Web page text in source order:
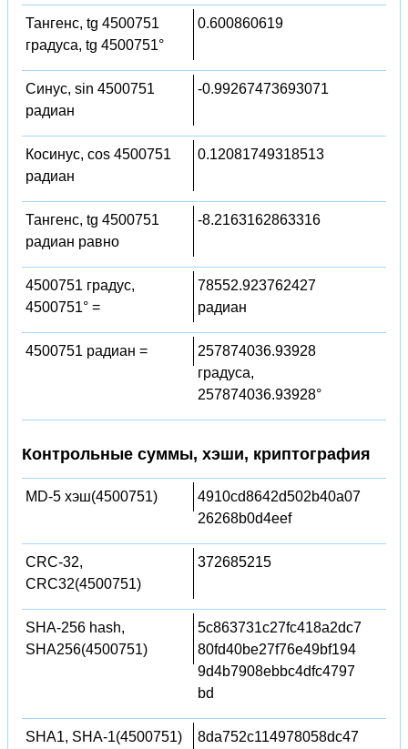
Тангенс, tg 4500751
градуса, tg 4500751°
0.600860619
Синус, sin 4500751
радиан
-0.99267473693071
Косинус, cos 4500751
радиан
0.12081749318513
Тангенс, tg 4500751
радиан равно
-8.2163162863316
4500751 градус,
4500751° =
78552.923762427
радиан
4500751 радиан =
257874036.93928
градуса,
257874036.93928°
Контрольные суммы, хэши, криптография
MD-5 хэш(4500751)
4910cd8642d502b40a07
26268b0d4eef
CRC-32,
CRC32(4500751)
372685215
SHA-256 hash,
SHA256(4500751)
5c863731c27fc418a2dc7
80fd40be27f76e49bf194
9d4b7908ebbc4dfc4797
bd
SHA1, SHA-1(4500751)
8da752c114978058dc47